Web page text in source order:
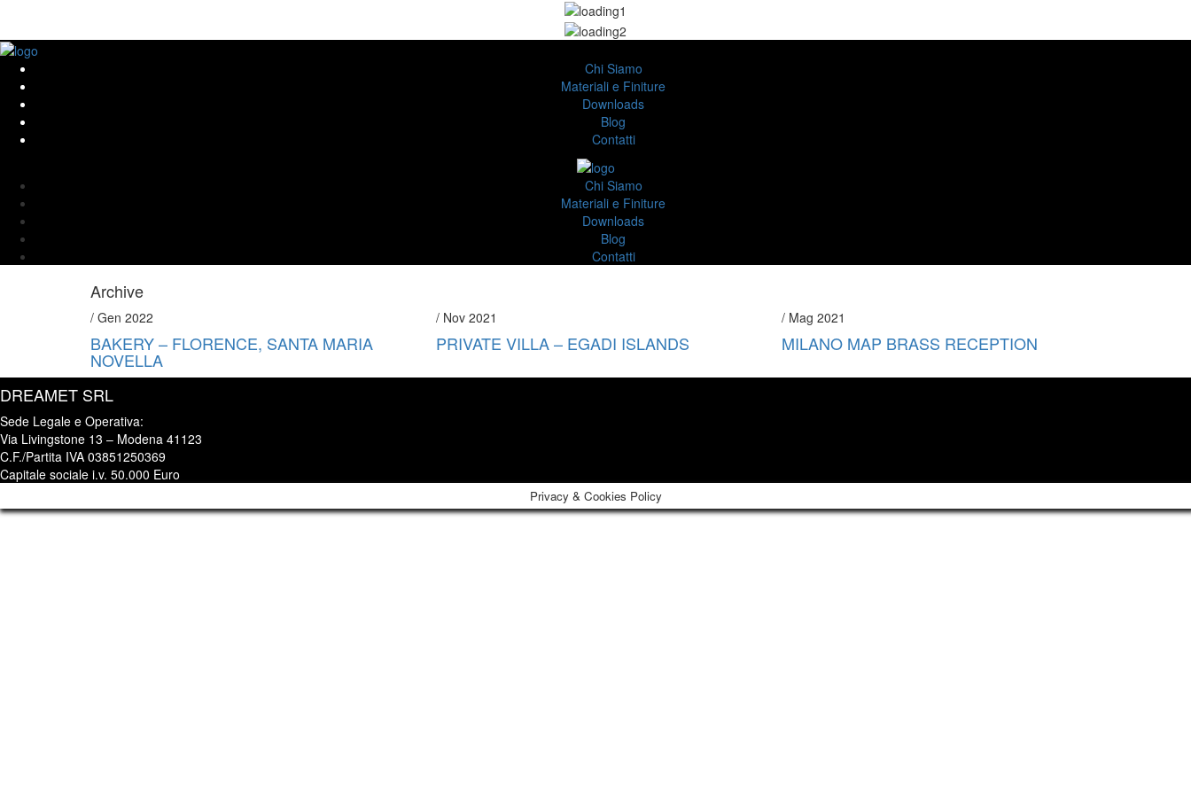
Chi Siamo
Materiali e Finiture
Downloads
Blog
Contatti
Chi Siamo
Materiali e Finiture
Downloads
Blog
Contatti
Archive
/ Gen 2022
BAKERY – FLORENCE, SANTA MARIA
NOVELLA
/ Nov 2021
PRIVATE VILLA – EGADI ISLANDS
/ Mag 2021
MILANO MAP BRASS RECEPTION
DREAMET SRL
Sede Legale e Operativa:
Via Livingstone 13 – Modena 41123
C.F./Partita IVA 03851250369
Capitale sociale i.v. 50.000 Euro
Privacy & Cookies Policy